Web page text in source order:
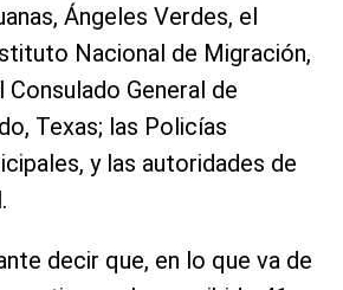
Ángeles Verdes, el
Nacional de Migración,
General de
Texas; las Policías
y las autoridades de
decir que, en lo que va de